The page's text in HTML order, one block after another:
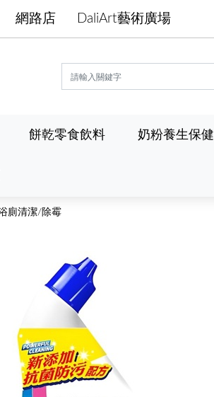
網路店 DaliArt藝術廣場
餅乾零食飲料 奶粉養生保健
廁清潔/除霉